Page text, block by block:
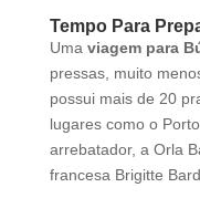
Tempo Para
Uma viagem para
pressas, muito
possui mais de 20
lugares como o
arrebatador, a Orla
francesa Brigitte